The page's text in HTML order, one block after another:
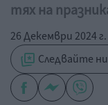
тях на
26 Декември 2024 г.
Следвайте